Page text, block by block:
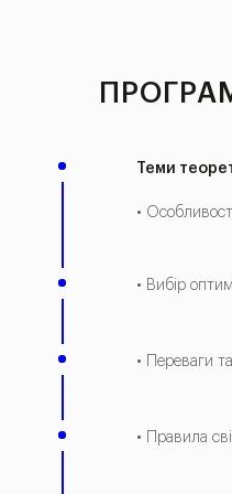
Теми
•
• Вибір
• Переваги
• Правила